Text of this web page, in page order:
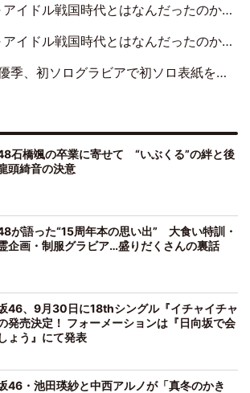
か～』第11回：私立恵比寿中学・真山りか×安本彩花「TIFで10年ぶりのキョンシーメイクをしたら、場を完全に引かせてしまって。時代が変わったんだなって」
～』第6回：でんぱ組.inc・古川未鈴×相沢梨紗「『ハロプロやりたかったな』って言ったら、夢眠ねむさんに『てめえはでんぱ組．incなんだよ！』って肩パンされて(笑)」
初ソロ表紙を飾る！ 初めて見せる表情や、声優を志したきっかけなどを語った必読のインタビューを掲載
石橋颯の卒業に寄せて “いぶくる”の絆と後
頭綺音の決意
が語った“15周年本の思い出” 大食い特訓・
企画・制服グラビア…盛りだくさんの裏話
46、9月30日に18thシングル『イチャイチャ
発売決定！ フォーメーションは『日向坂で会
ょう』にて発表
46・池田瑛紗と中西アルノが「真冬のかき